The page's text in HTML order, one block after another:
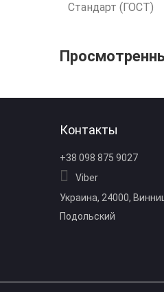
Стандарт (ГОСТ)
Контакты
+38 098 875 9027
Viber
Украина, 24000,
Подольский